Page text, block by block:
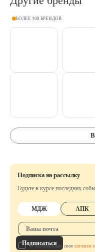
БОЛЕЕ 100 БРЕНДОВ
Подписка на рассылку
Будьте в курсе последних
МДЖ АПК
Подписаться
Я подтверждаю свое